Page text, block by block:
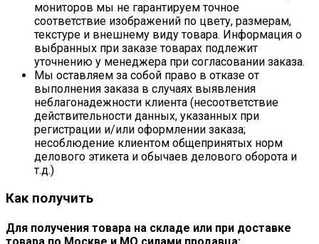
мониторов мы не гарантируем точное
соответствие изображений по цвету, размерам,
текстуре и внешнему виду товара. Информация о
выбранных при заказе товарах подлежит
уточнению у менеджера при согласовании заказа.
Мы оставляем за собой право в отказе от
выполнения заказа в случаях выявления
неблагонадежности клиента (несоответствие
действительности данных, указанных при
регистрации и/или оформлении заказа;
несоблюдение клиентом общепринятых норм
делового этикета и обычаев делового оборота и
т.д.)
Как получить
Для получения товара на складе или при доставке